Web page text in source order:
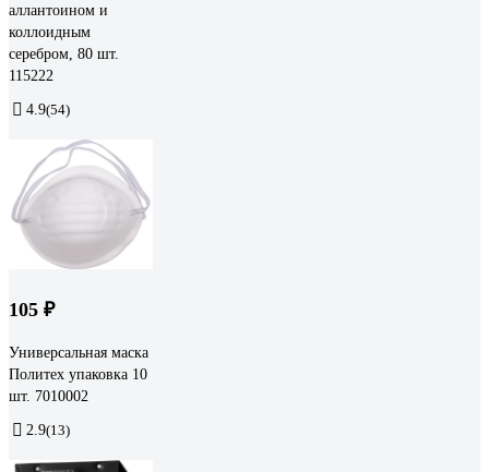
аллантоином и
коллоидным
серебром, 80 шт.
115222
4.9(54)
105 ₽
Универсальная маска
Политех упаковка 10
шт. 7010002
2.9(13)